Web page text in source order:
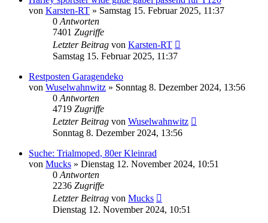
von Karsten-RT » Samstag 15. Februar 2025, 11:37
0 Antworten
7401 Zugriffe
Letzter Beitrag von Karsten-RT
Samstag 15. Februar 2025, 11:37
Restposten Garagendeko
von Wuselwahnwitz » Sonntag 8. Dezember 2024, 13:56
0 Antworten
4719 Zugriffe
Letzter Beitrag von Wuselwahnwitz
Sonntag 8. Dezember 2024, 13:56
Suche: Trialmoped, 80er Kleinrad
von Mucks » Dienstag 12. November 2024, 10:51
0 Antworten
2236 Zugriffe
Letzter Beitrag von Mucks
Dienstag 12. November 2024, 10:51